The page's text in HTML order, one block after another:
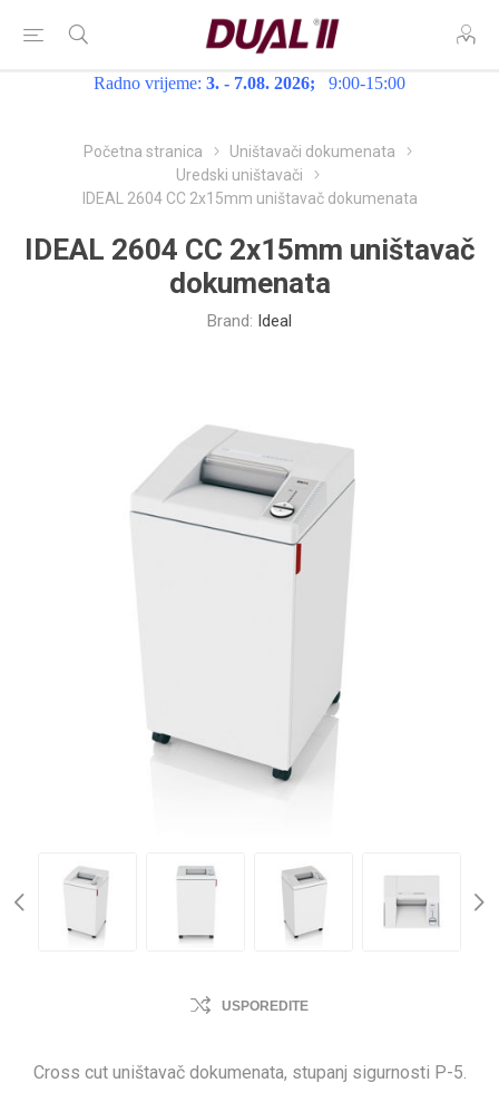
Radno vrijeme: 3. - 7.08. 2026; 9:00-15:00
Početna stranica
Uništavači dokumenata
Uredski uništavači
IDEAL 2604 CC 2x15mm uništavač dokumenata
IDEAL 2604 CC 2x15mm uništavač
dokumenata
Brand: Ideal
USPOREDITE
Cross cut uništavač dokumenata, stupanj sigurnosti P-5.